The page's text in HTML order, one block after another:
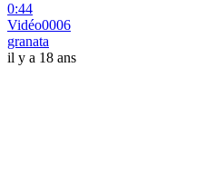
0:44
Vidéo0006
granata
il y a 18 ans